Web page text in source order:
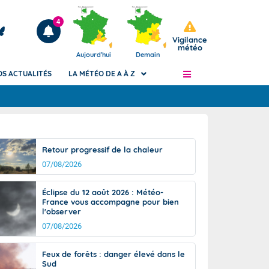
Articles
4
Aujourd'hui Demain
Vigilance
météo
de
Phénomènes dangereux de J+2 à J+7
Avertissement pluies intenses à l'échelle
des communes (Apic)
Bulletins Marine
Bulletins d'estimation du risque
d'avalanche
Météo des forêts
Vigicrues
ACTUALITÉS LA MÉTÉO DE A À Z
Retour progressif de la chaleur
07/08/2026
Éclipse du 12 août 2026 : Météo-
France vous accompagne pour bien
l'observer
07/08/2026
Feux de forêts : danger élevé dans le
Sud